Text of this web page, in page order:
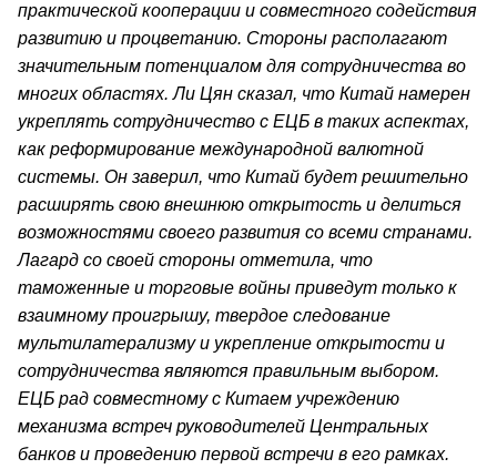
практической кооперации и совместного содействия
развитию и процветанию. Стороны располагают
значительным потенциалом для сотрудничества во
многих областях. Ли Цян сказал, что Китай намерен
укреплять сотрудничество с ЕЦБ в таких аспектах,
как реформирование международной валютной
системы. Он заверил, что Китай будет решительно
расширять свою внешнюю открытость и делиться
возможностями своего развития со всеми странами.
Лагард со своей стороны отметила, что
таможенные и торговые войны приведут только к
взаимному проигрышу, твердое следование
мультилатерализму и укрепление открытости и
сотрудничества являются правильным выбором.
ЕЦБ рад совместному с Китаем учреждению
механизма встреч руководителей Центральных
банков и проведению первой встречи в его рамках.